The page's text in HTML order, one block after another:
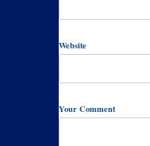
Website
Your Comment